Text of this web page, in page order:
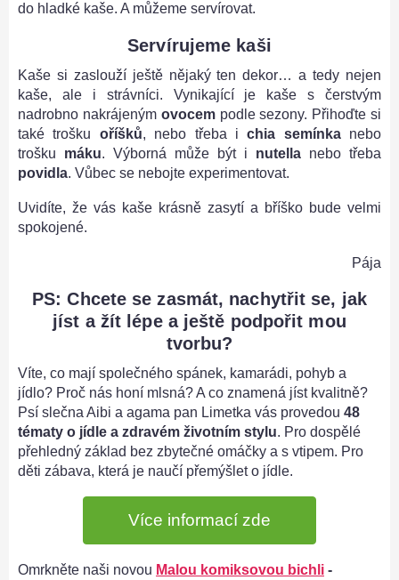
do hladké kaše. A můžeme servírovat.
Servírujeme kaši
Kaše si zaslouží ještě nějaký ten dekor… a tedy nejen
kaše, ale i strávníci. Vynikající je kaše s čerstvým
nadrobno nakrájeným ovocempodle sezony. Přihoďte si
také trošku oříšků, nebo třeba ichia semínkanebo
trošku máku. Výborná může být i nutella nebo třeba
povidla. Vůbec se nebojte experimentovat.
Uvidíte, že vás kaše krásně zasytí a bříško bude velmi
spokojené.
Pája
PS: Chcete se zasmát, nachytřit se, jak
jíst a žít lépe a ještě podpořit mou
tvorbu?
Víte, co mají společného spánek, kamarádi, pohyb a
jídlo? Proč nás honí mlsná? A co znamená jíst kvalitně?
Psí slečna Aibi a agama pan Limetka vás provedou 48
tématy o jídle a zdravém životním stylu. Pro dospělé
přehledný základ bez zbytečné omáčky a s vtipem. Pro
děti zábava, která je naučí přemýšlet o jídle.
Více informací zde
Omrkněte naši novou Malou komiksovou bichli -